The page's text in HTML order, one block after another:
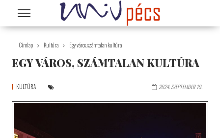
Ugrás a tartalomra
Címlap Kultúra Egy város, számtalan kultúra
EGY VÁROS, SZÁMTALAN KULTÚRA
KULTÚRA 2024. SZEPTEMBER 19.